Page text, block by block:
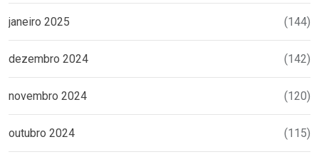
janeiro 2025 (144)
dezembro 2024 (142)
novembro 2024 (120)
outubro 2024 (115)